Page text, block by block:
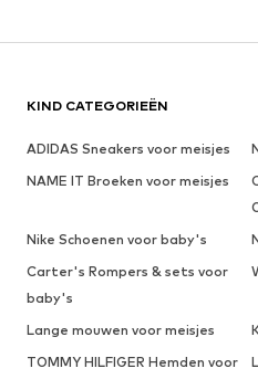
KIND CATEGORIEËN
ADIDAS Sneakers voor meisjes
NAME IT Broeken voor meisjes
Nike Schoenen voor baby's
Carter's Rompers & sets voor
baby's
Lange mouwen voor meisjes
TOMMY HILFIGER Hemden voor